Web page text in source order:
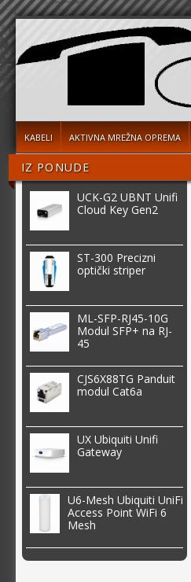
KABELI AKTIVNA MREŽNA OPREMA
IZ PONUDE
UCK-G2 UBNT Unifi
Cloud Key Gen2
ST-300 Precizni
optički striper
ML-SFP-RJ45-10G
Modul SFP+ na RJ-
45
CJS6X88TG Panduit
modul Cat6a
UX Ubiquiti Unifi
Gateway
U6-Mesh Ubiquiti UniFi
Access Point WiFi 6
Mesh